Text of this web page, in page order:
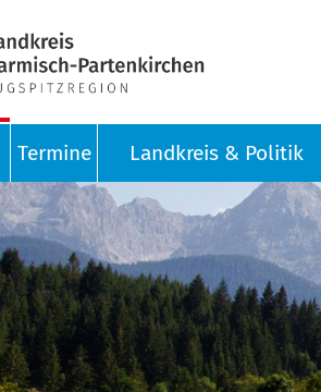
Termine Landkreis & Politik